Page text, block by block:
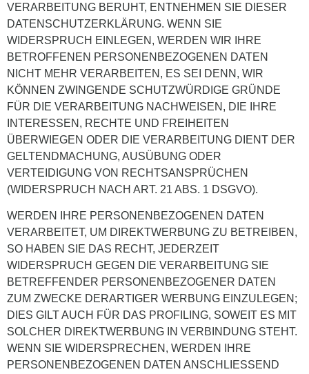
VERARBEITUNG BERUHT, ENTNEHMEN SIE DIESER
DATENSCHUTZERKLÄRUNG. WENN SIE
WIDERSPRUCH EINLEGEN, WERDEN WIR IHRE
BETROFFENEN PERSONENBEZOGENEN DATEN
NICHT MEHR VERARBEITEN, ES SEI DENN, WIR
KÖNNEN ZWINGENDE SCHUTZWÜRDIGE GRÜNDE
FÜR DIE VERARBEITUNG NACHWEISEN, DIE IHRE
INTERESSEN, RECHTE UND FREIHEITEN
ÜBERWIEGEN ODER DIE VERARBEITUNG DIENT DER
GELTENDMACHUNG, AUSÜBUNG ODER
VERTEIDIGUNG VON RECHTSANSPRÜCHEN
(WIDERSPRUCH NACH ART. 21 ABS. 1 DSGVO).
WERDEN IHRE PERSONENBEZOGENEN DATEN
VERARBEITET, UM DIREKTWERBUNG ZU BETREIBEN,
SO HABEN SIE DAS RECHT, JEDERZEIT
WIDERSPRUCH GEGEN DIE VERARBEITUNG SIE
BETREFFENDER PERSONENBEZOGENER DATEN
ZUM ZWECKE DERARTIGER WERBUNG EINZULEGEN;
DIES GILT AUCH FÜR DAS PROFILING, SOWEIT ES MIT
SOLCHER DIREKTWERBUNG IN VERBINDUNG STEHT.
WENN SIE WIDERSPRECHEN, WERDEN IHRE
PERSONENBEZOGENEN DATEN ANSCHLIESSEND